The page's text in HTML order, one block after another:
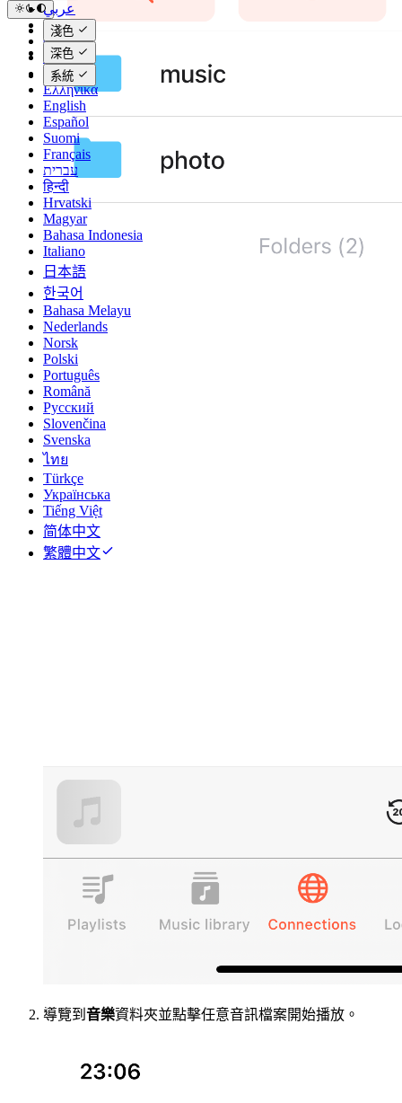
عربي
Català
Čeština
Dansk
Deutsch
Ελληνικά
English
Español
Suomi
Français
עברית
हिन्दी
Hrvatski
Magyar
Bahasa Indonesia
Italiano
日本語
한국어
Bahasa Melayu
Nederlands
Norsk
Polski
Português
Română
Русский
Slovenčina
Svenska
ไทย
Türkçe
Українська
Tiếng Việt
简体中文
繁體中文
淺色
深色
系統
導覽到 音樂資料夾並點擊任意音訊檔案開始播放。